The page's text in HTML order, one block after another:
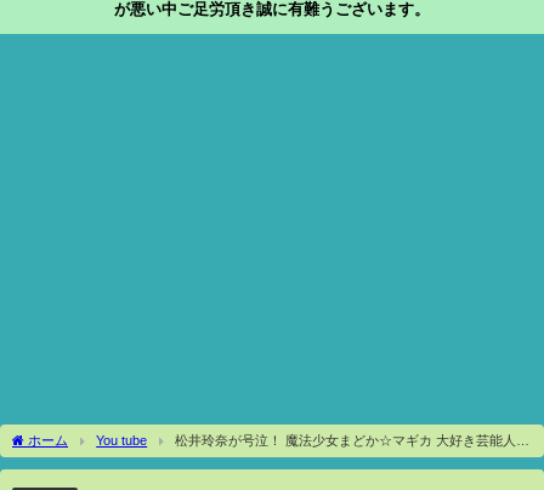
が悪い中ご足労頂き誠に有難うございます。
ホーム You tube
松井玲奈が号泣！ 魔法少女まどか☆マギカ 大好き芸能人座
談会① 東野幸治 松尾翠 はりけ～んず SKE48